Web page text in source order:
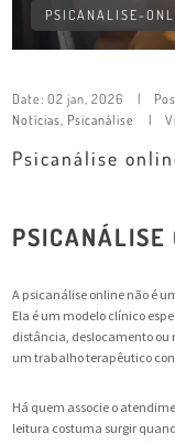
PSICANALISE-
Date: 02 jan, 2026
Notícias Psicanálise
Psicanálise
PSICANÁLISE
A psicanálise online não é
Ela é um modelo clínico
distância, deslocamento ou
um trabalho terapêutico
Há quem associe o
leitura costuma surgir